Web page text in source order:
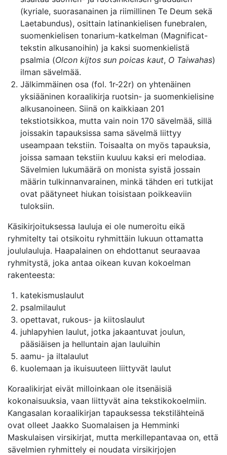
(kyriale, suorasanainen ja riimillinen Te Deum sekä
Laetabundus), osittain latinankielisen funebralen,
suomenkielisen tonarium-katkelman (Magnificat-
tekstin alkusanoihin) ja kaksi suomenkielistä
psalmia (Olcon kijtos sun poicas kaut, O Taiwahas)
ilman sävelmää.
Jälkimmäinen osa (fol. 1r-22r) on yhtenäinen
yksiääninen koraalikirja ruotsin- ja suomenkielisine
alkusanoineen. Siinä on kaikkiaan 201
tekstiotsikkoa, mutta vain noin 170 sävelmää, sillä
joissakin tapauksissa sama sävelmä liittyy
useampaan tekstiin. Toisaalta on myös tapauksia,
joissa samaan tekstiin kuuluu kaksi eri melodiaa.
Sävelmien lukumäärä on monista syistä jossain
määrin tulkinnanvarainen, minkä tähden eri tutkijat
ovat päätyneet hiukan toisistaan poikkeaviin
tuloksiin.
Käsikirjoituksessa lauluja ei ole numeroitu eikä
ryhmitelty tai otsikoitu ryhmittäin lukuun ottamatta
joululauluja. Haapalainen on ehdottanut seuraavaa
ryhmitystä, joka antaa oikean kuvan kokoelman
rakenteesta:
katekismuslaulut
psalmilaulut
opettavat, rukous- ja kiitoslaulut
juhlapyhien laulut, jotka jakaantuvat joulun,
pääsiäisen ja helluntain ajan lauluihin
aamu- ja iltalaulut
kuolemaan ja ikuisuuteen liittyvät laulut
Koraalikirjat eivät milloinkaan ole itsenäisiä
kokonaisuuksia, vaan liittyvät aina tekstikokoelmiin.
Kangasalan koraalikirjan tapauksessa tekstilähteinä
ovat olleet Jaakko Suomalaisen ja Hemminki
Maskulaisen virsikirjat, mutta merkillepantavaa on, että
sävelmien ryhmittely ei noudata virsikirjojen